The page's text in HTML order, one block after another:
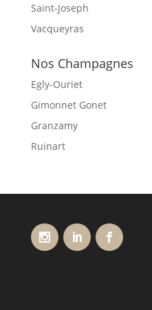
Saint-Joseph
Vacqueyras
Nos Champagnes
Egly-Ouriet
Gimonnet Gonet
Granzamy
Ruinart